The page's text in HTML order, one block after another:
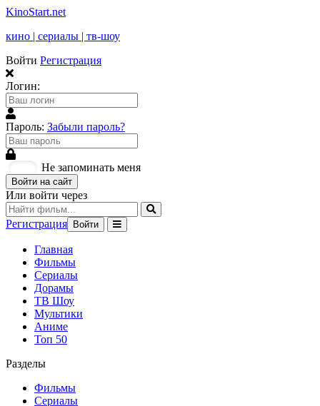
KinoStart.net
кино | сериалы | тв-шоу
Войти Регистрация
Логин:
Пароль: Забыли пароль?
Не запоминать меня
Войти на сайт
Или войти через
Регистрация Войти
Главная
Фильмы
Сериалы
Дорамы
ТВ Шоу
Мультики
Аниме
Топ 50
Разделы
Фильмы
Сериалы